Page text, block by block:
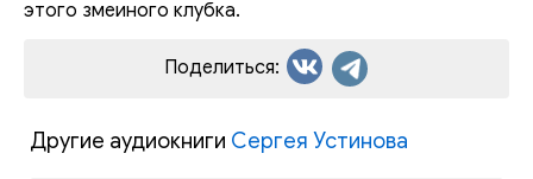
этого змеиного клубка.
Поделиться:
Другие аудиокниги Сергея Устинова